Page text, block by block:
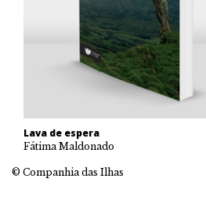
Lava de espera
Fátima Maldonado
© Companhia das Ilhas